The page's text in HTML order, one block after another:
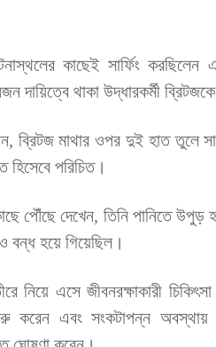
কাছেই সার্ফিং
দায়িত্বে থাকা উদ্ধারকর্মী
ব্রিটজ মাথার ওপর দুই হাত তুলে
পরিচিত।
পৌঁছে দেখেন, তিনি পানিতে
বন্ধ হয়ে গিয়েছিল।
নিয়ে এসে জীবনরক্ষাকারী
করেন এবং সংকটাপন্ন অবস্থায়